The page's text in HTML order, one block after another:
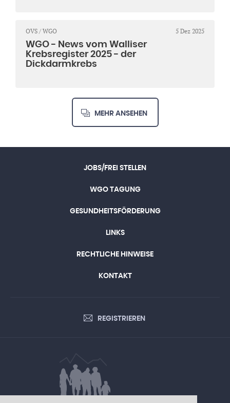
OVS / WGO 5 Dez 2025
WGO - News vom Walliser
Krebsregister 2025 - der
Dickdarmkrebs
MEHR ANSEHEN
JOBS/FREI STELLEN
WGO TAGUNG
GESUNDHEITSFÖRDERUNG
LINKS
RECHTLICHE HINWEISE
KONTAKT
REGISTRIEREN